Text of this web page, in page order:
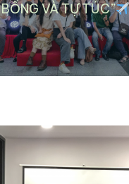
BỔNG VÀ TỰ TÚC”